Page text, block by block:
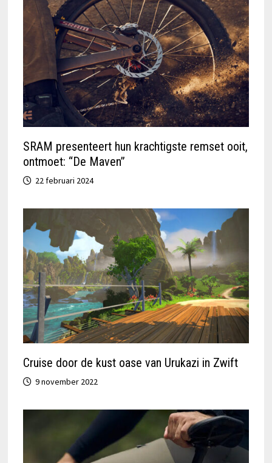
SRAM presenteert hun krachtigste remset ooit,
ontmoet: “De Maven”
22 februari 2024
Cruise door de kust oase van Urukazi in Zwift
9 november 2022